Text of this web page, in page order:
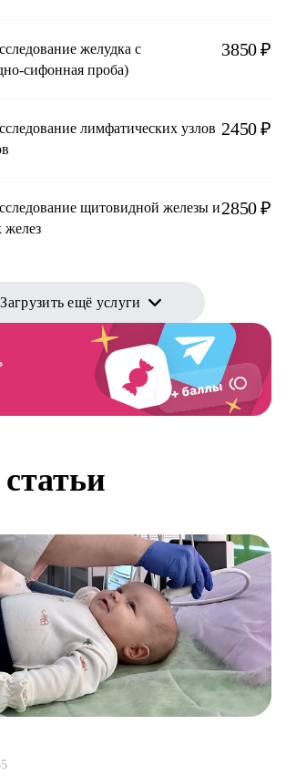
желудка с
сифонная проба)
3850 ₽
лимфатических узлов 2450 ₽
щитовидной железы и2850 ₽
Загрузить ещё услуги